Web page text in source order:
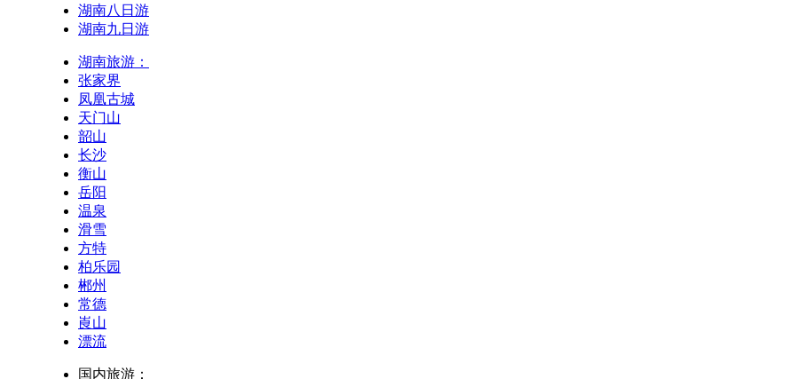
湖南八日游
湖南九日游
湖南旅游：
张家界
凤凰古城
天门山
韶山
长沙
衡山
岳阳
温泉
滑雪
方特
柏乐园
郴州
常德
崀山
漂流
国内旅游：